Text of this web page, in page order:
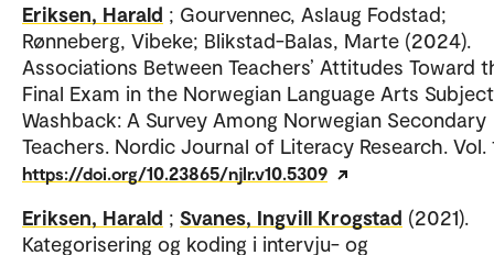
Eriksen, Harald ; Gourvennec, Aslaug Fodstad;
Rønneberg, Vibeke; Blikstad-Balas, Marte (2024).
Associations Between Teachers’ Attitudes Toward
Final Exam in the Norwegian Language Arts
Washback: A Survey Among Norwegian Secondary
Teachers. Nordic Journal of Literacy Research. Vol.
https://doi.org/10.23865/njlr.v10.5309
Eriksen, Harald ; Svanes, Ingvill Krogstad (2021).
Kategorisering og koding i intervju- og